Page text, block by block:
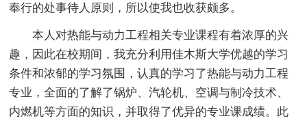
奉行的处事待人原则，所以使我也收获颇多。
本人对热能与动力工程相关专业课程有着浓厚的兴
趣，因此在校期间，我充分利用佳木斯大学优越的学习
条件和浓郁的学习氛围，认真的学习了热能与动力工程
专业，全面的了解了锅炉、汽轮机、空调与制冷技术、
内燃机等方面的知识，并取得了优异的专业课成绩。此